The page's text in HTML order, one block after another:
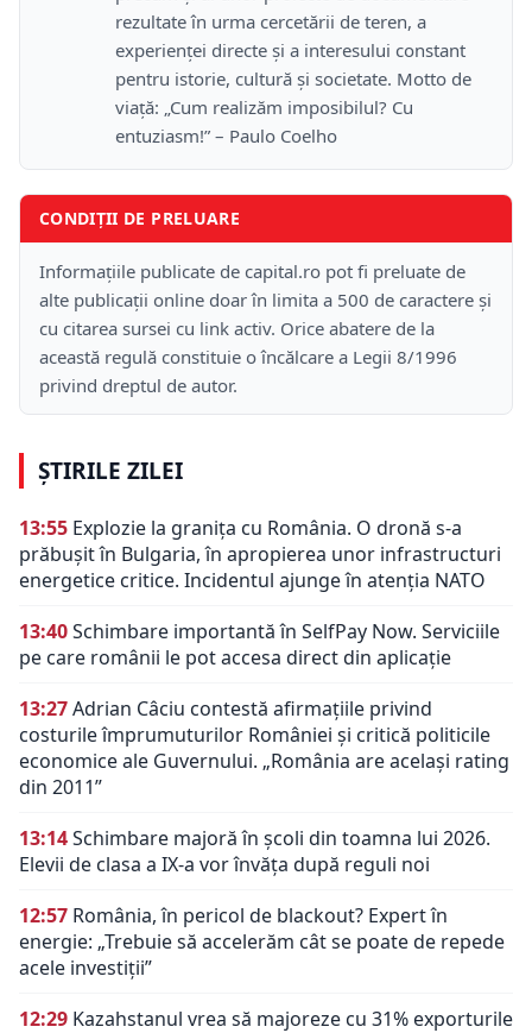
rezultate în urma cercetării de teren, a
experienței directe și a interesului constant
pentru istorie, cultură și societate. Motto de
viață: „Cum realizăm imposibilul? Cu
entuziasm!” – Paulo Coelho
CONDIȚII DE PRELUARE
Informațiile publicate de capital.ro pot fi preluate de
alte publicații online doar în limita a 500 de caractere și
cu citarea sursei cu link activ. Orice abatere de la
această regulă constituie o încălcare a Legii 8/1996
privind dreptul de autor.
ȘTIRILE ZILEI
13:55 Explozie la granița cu România. O dronă s-a
prăbușit în Bulgaria, în apropierea unor infrastructuri
energetice critice. Incidentul ajunge în atenția NATO
13:40Schimbare importantă în SelfPay Now. Serviciile
pe care românii le pot accesa direct din aplicație
13:27Adrian Câciu contestă afirmațiile privind
costurile împrumuturilor României și critică politicile
economice ale Guvernului. „România are același rating
din 2011”
13:14Schimbare majoră în școli din toamna lui 2026.
Elevii de clasa a IX-a vor învăța după reguli noi
12:57 România, în pericol de blackout? Expert în
energie: „Trebuie să accelerăm cât se poate de repede
acele investiții”
12:29 Kazahstanul vrea să majoreze cu 31% exporturile